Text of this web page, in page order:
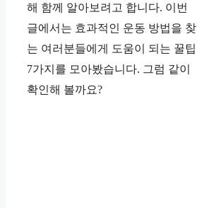
해 함께 알아보려고 합니다. 이번
글에서는 효과적인 운동 방법을 찾
는 여러분들에게 도움이 되는 꿀팁
7가지를 모아봤습니다. 그럼 같이
확인해 볼까요?